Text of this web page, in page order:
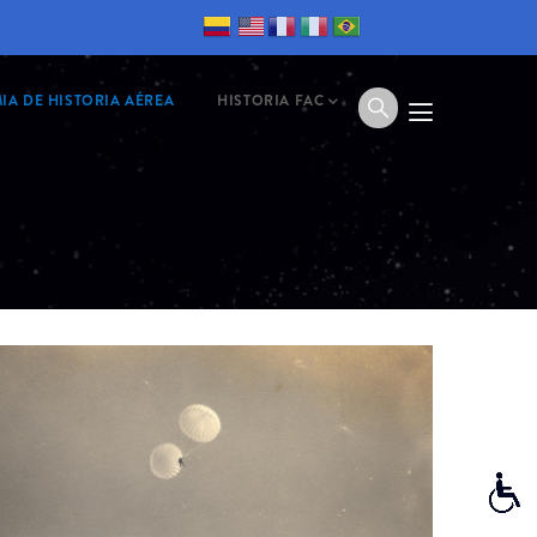
DE HISTORIA AÉREA HISTORIA FAC